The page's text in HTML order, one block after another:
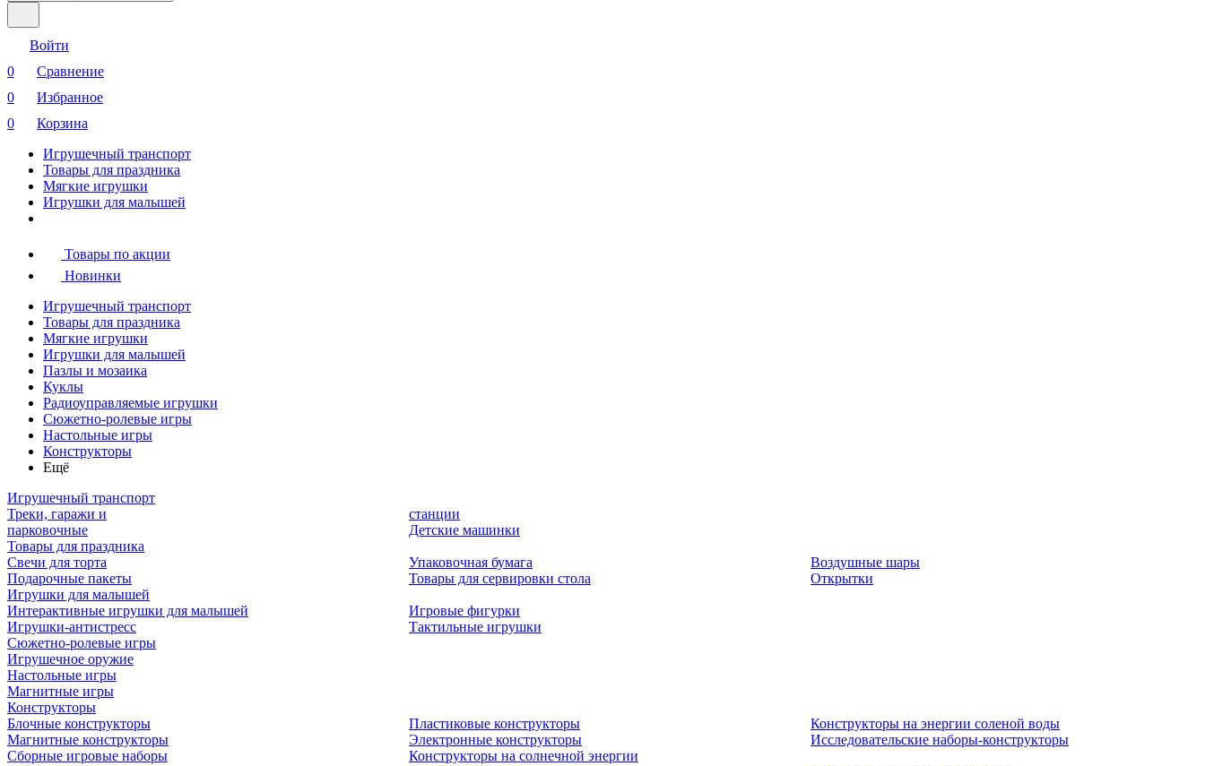
Войти
0
Сравнение
0
Избранное
0
Корзина
Игрушечный транспорт
Товары для праздника
Мягкие игрушки
Игрушки для малышей
Товары по акции
Новинки
Игрушечный транспорт
Товары для праздника
Мягкие игрушки
Игрушки для малышей
Пазлы и мозаика
Куклы
Радиоуправляемые игрушки
Сюжетно-ролевые игры
Настольные игры
Конструкторы
Ещё
Игрушечный транспорт
Треки, гаражи и
парковочные
станции
Детские машинки
Товары для праздника
Свечи для торта
Подарочные пакеты
Упаковочная бумага
Товары для сервировки стола
Воздушные шары
Открытки
Игрушки для малышей
Интерактивные игрушки для малышей
Игрушки-антистресс
Игровые фигурки
Тактильные игрушки
Сюжетно-ролевые игры
Игрушечное оружие
Настольные игры
Магнитные игры
Конструкторы
Блочные конструкторы
Магнитные конструкторы
Сборные игровые наборы
Пластиковые конструкторы
Электронные конструкторы
Конструкторы на солнечной энергии
Конструкторы на энергии соленой воды
Исследовательские наборы-конструкторы